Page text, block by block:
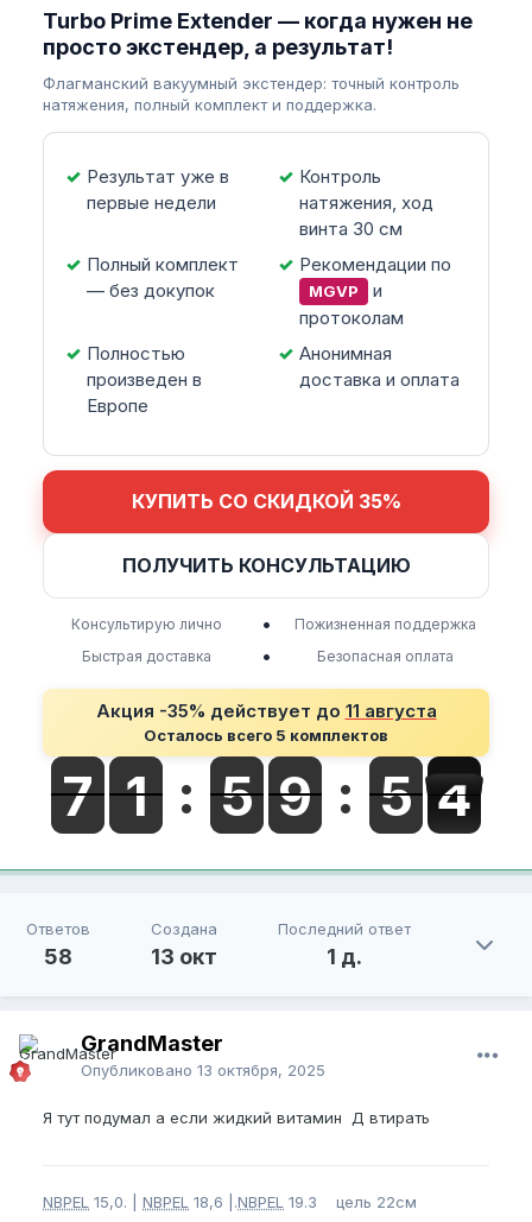
Turbo Prime Extender — когда нужен не
просто экстендер, а результат!
Флагманский вакуумный экстендер: точный контроль
натяжения, полный комплект и поддержка.
Результат уже в
первые недели
Контроль
натяжения, ход
винта 30 см
Полный комплект
— без докупок
Рекомендации по
MGVP
и
протоколам
Полностью
произведен в
Европе
Анонимная
доставка и оплата
КУПИТЬ СО СКИДКОЙ 35%
ПОЛУЧИТЬ КОНСУЛЬТАЦИЮ
Консультирую лично •
Пожизненная поддержка
Быстрая доставка
• Безопасная оплата
Акция -35% действует до 11 августа
Осталось всего 5 комплектов
Ответов
58
Создана
13 окт
Последний ответ
1 д.
GrandMaster
Опубликовано 13 октября, 2025
Я тут подумал а если жидкий витамин Д втирать
NBPEL 15,0. | NBPEL 18,6 |.NBPEL 19.3 цель 22см